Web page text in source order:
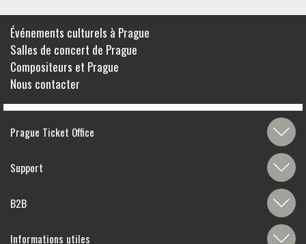
Événements culturels à Prague
Salles de concert de Prague
Compositeurs et Prague
Nous contacter
Prague Ticket Office
Support
B2B
Informations utiles